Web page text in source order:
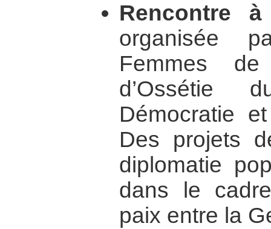
Rencontre
organisée
Femmes
Démocratie
Des projets
diplomatie
dans le
paix entre la